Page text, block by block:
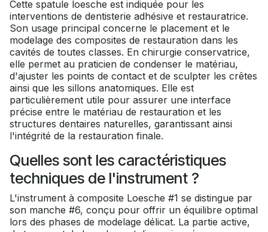
Cette spatule loesche est indiquée pour les
interventions de dentisterie adhésive et restauratrice.
Son usage principal concerne le placement et le
modelage des composites de restauration dans les
cavités de toutes classes. En chirurgie conservatrice,
elle permet au praticien de condenser le matériau,
d'ajuster les points de contact et de sculpter les crêtes
ainsi que les sillons anatomiques. Elle est
particulièrement utile pour assurer une interface
précise entre le matériau de restauration et les
structures dentaires naturelles, garantissant ainsi
l'intégrité de la restauration finale.
Quelles sont les caractéristiques
techniques de l'instrument ?
L'instrument à composite Loesche #1 se distingue par
son manche #6, conçu pour offrir un équilibre optimal
lors des phases de modelage délicat. La partie active,